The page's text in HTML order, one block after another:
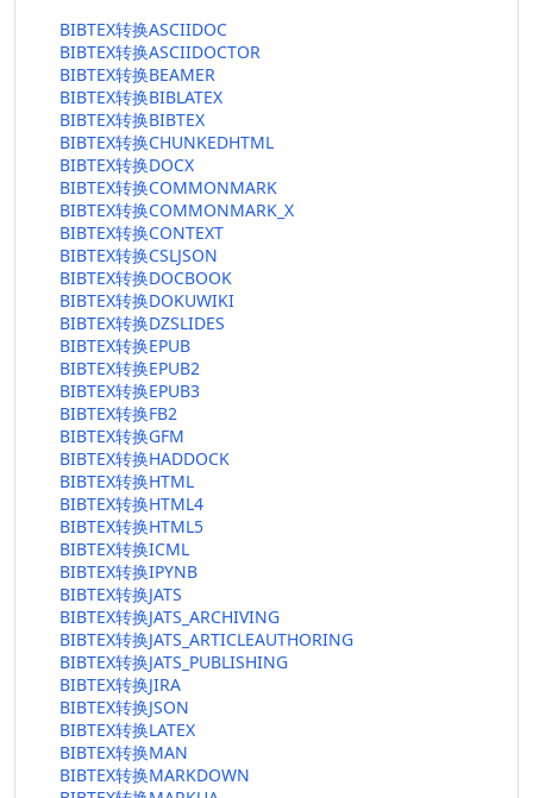
BIBTEX转换ASCIIDOC
BIBTEX转换ASCIIDOCTOR
BIBTEX转换BEAMER
BIBTEX转换BIBLATEX
BIBTEX转换BIBTEX
BIBTEX转换CHUNKEDHTML
BIBTEX转换DOCX
BIBTEX转换COMMONMARK
BIBTEX转换COMMONMARK_X
BIBTEX转换CONTEXT
BIBTEX转换CSLJSON
BIBTEX转换DOCBOOK
BIBTEX转换DOKUWIKI
BIBTEX转换DZSLIDES
BIBTEX转换EPUB
BIBTEX转换EPUB2
BIBTEX转换EPUB3
BIBTEX转换FB2
BIBTEX转换GFM
BIBTEX转换HADDOCK
BIBTEX转换HTML
BIBTEX转换HTML4
BIBTEX转换HTML5
BIBTEX转换ICML
BIBTEX转换IPYNB
BIBTEX转换JATS
BIBTEX转换JATS_ARCHIVING
BIBTEX转换JATS_ARTICLEAUTHORING
BIBTEX转换JATS_PUBLISHING
BIBTEX转换JIRA
BIBTEX转换JSON
BIBTEX转换LATEX
BIBTEX转换MAN
BIBTEX转换MARKDOWN